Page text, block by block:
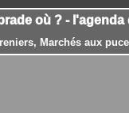
où ? -
Marchés aux